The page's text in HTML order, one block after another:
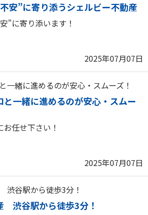
安”に寄り添うシェルビー不動産
”に寄り添います！
2025年07月07日
と一緒に進めるのが安心・スムー
任せ下さい！
2025年07月07日
渋谷駅から徒歩3分！